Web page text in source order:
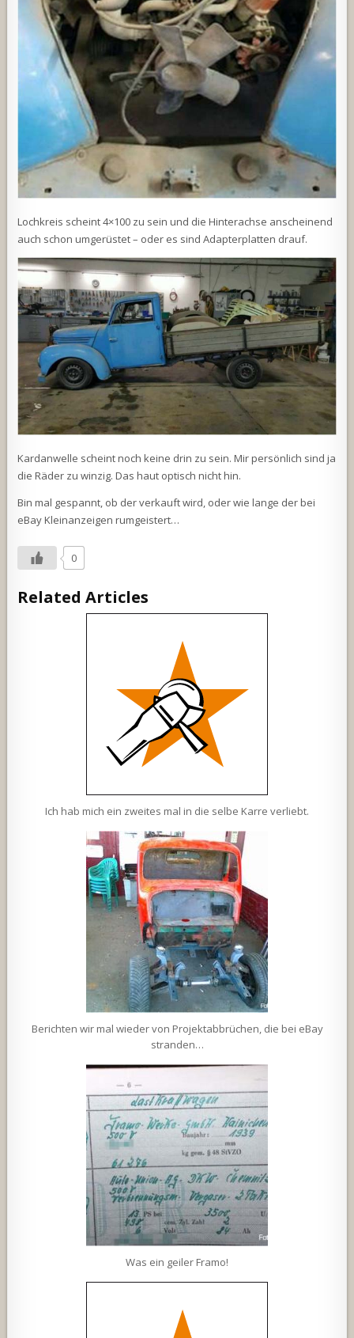
Lochkreis scheint 4×100 zu sein und die Hinterachse anscheinend
auch schon umgerüstet – oder es sind Adapterplatten drauf.
Kardanwelle scheint noch keine drin zu sein. Mir persönlich sind ja
die Räder zu winzig. Das haut optisch nicht hin.
Bin mal gespannt, ob der verkauft wird, oder wie lange der bei
eBay Kleinanzeigen rumgeistert…
0
Related Articles
Ich hab mich ein zweites mal in die selbe Karre verliebt.
Berichten wir mal wieder von Projektabbrüchen, die bei eBay
stranden…
Was ein geiler Framo!